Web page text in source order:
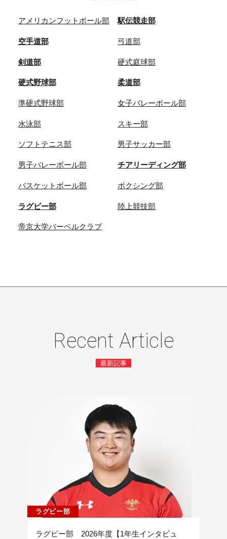
アメリカンフットボール部 駅伝競走部
空手道部 弓道部
剣道部 硬式庭球部
硬式野球部 柔道部
準硬式野球部 女子バレーボール部
水泳部 スキー部
ソフトテニス部 男子サッカー部
男子バレーボール部 チアリーディング部
バスケットボール部 ボクシング部
ラグビー部 陸上競技部
帝京大学バーベルクラブ
Recent Article
最新記事
ラグビー部
ラグビー部 2026年度【1年生インタビュ